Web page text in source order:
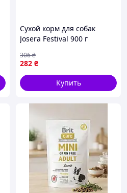
Сухой корм для собак
Josera Festival 900 г
Доступный
282 ₴
306₴
Купить